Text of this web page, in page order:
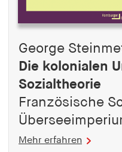
George
Die kolonialen
Sozialtheorie
Französische
Mehr erfahren